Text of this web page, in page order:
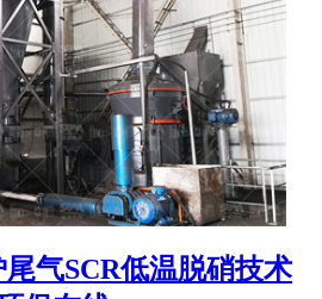
气SCR低温脱硝技术